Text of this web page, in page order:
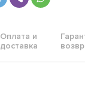
Оплата и
доставка